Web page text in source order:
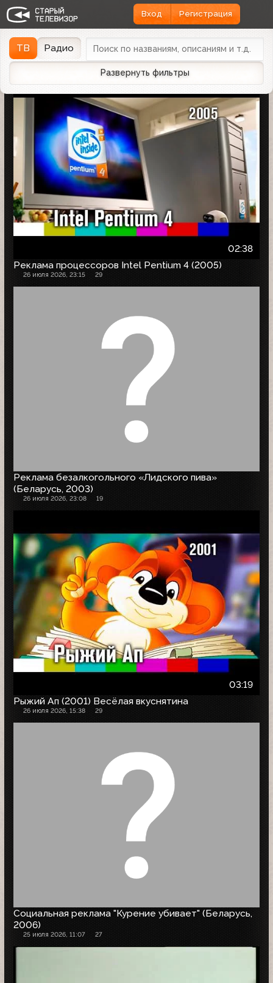
Вход Регистрация
ТВ Радио
Развернуть фильтры
Найдено 1166 записей Дата эфираДата заливки
02:38
Реклама процессоров Intel Pentium 4 (2005)
26 июля 2026, 23:15 29
Реклама безалкогольного «Лидского пива»
(Беларусь, 2003)
26 июля 2026, 23:08 19
03:19
Рыжий Ап (2001) Весёлая вкуснятина
26 июля 2026, 15:38 29
Социальная реклама "Курение убивает" (Беларусь,
2006)
25 июля 2026, 11:07 27